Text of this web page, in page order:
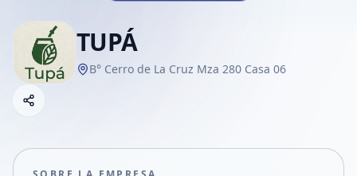
TUPÁ
B° Cerro de La Cruz Mza 280 Casa 06
Compartir empresa